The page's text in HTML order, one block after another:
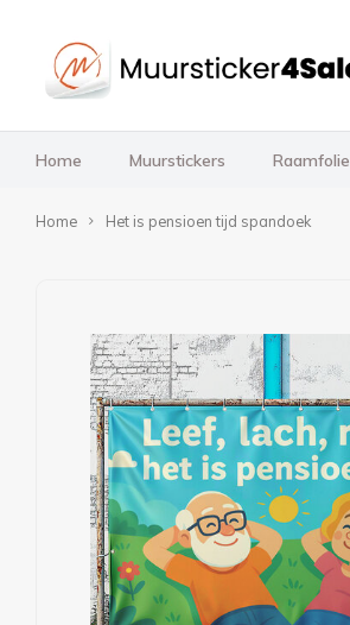
Home Muurstickers Raamfolie
Home Het is pensioen tijd spandoek